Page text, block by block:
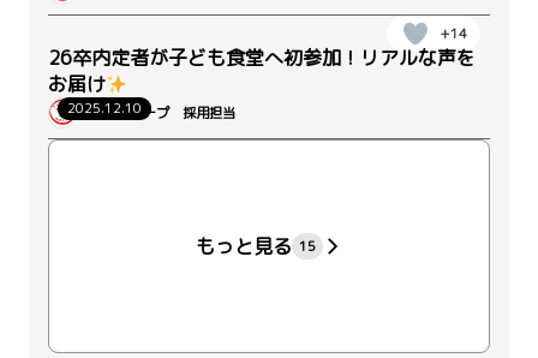
+14
26卒内定者が子ども食堂へ初参加！リアルな声を
お届け
2025.12.10
ウィルグループ 採用担当
もっと見る 15